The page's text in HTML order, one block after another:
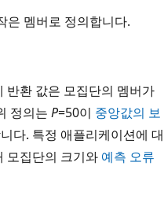
은 멤버로 정의합니다.
반환 값은 모집단의 멤버가
정의는 P=50이 중앙값의 보
다. 특정 애플리케이션에 대
모집단의 크기와 예측 오류